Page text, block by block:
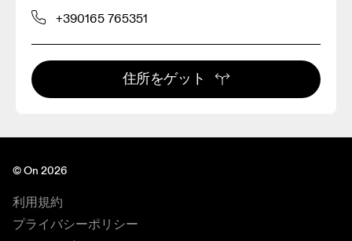
+390165 765351
住所をゲット
© On 2026
利用規約
プライバシーポリシー